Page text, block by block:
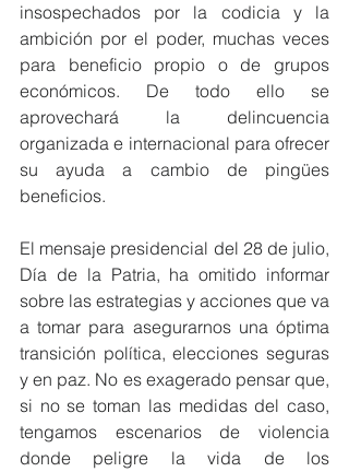
insospechados por la codicia y la
ambición por el poder, muchas veces
para beneficio propio o de grupos
económicos. De todo ello se
aprovechará la delincuencia
organizada e internacional para ofrecer
su ayuda a cambio de pingües
beneficios.
El mensaje presidencial del 28 de julio,
Día de la Patria, ha omitido informar
sobre las estrategias y acciones que va
a tomar para asegurarnos una óptima
transición política, elecciones seguras
y en paz. No es exagerado pensar que,
si no se toman las medidas del caso,
tengamos escenarios de violencia
donde peligre la vida de los